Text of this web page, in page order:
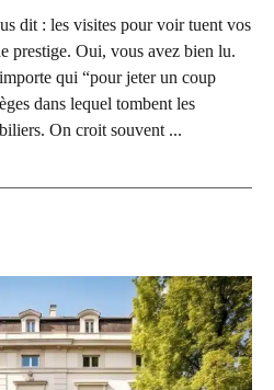
dit : les visites pour voir tuent vos
prestige. Oui, vous avez bien lu.
qui “pour jeter un coup
dans lequel tombent les
On croit souvent ...